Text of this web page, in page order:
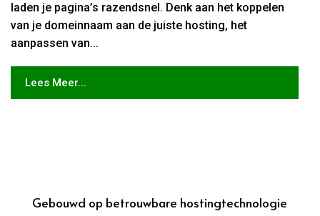
laden je pagina’s razendsnel. Denk aan het koppelen
van je domeinnaam aan de juiste hosting, het
aanpassen van...
Lees Meer...
Gebouwd op betrouwbare hostingtechnologie